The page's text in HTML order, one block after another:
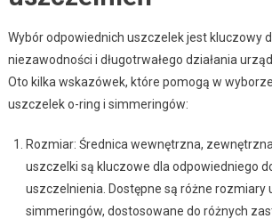
Wybór odpowiednich uszczelek jest kluczowy
niezawodności i długotrwałego działania
Oto kilka wskazówek, które pomogą w
uszczelek o-ring i simmeringów:
Rozmiar: Średnica wewnętrzna,
uszczelki są kluczowe dla odpowiedniego
uszczelnienia. Dostępne są różne rozmiary
simmeringów, dostosowane do różnych